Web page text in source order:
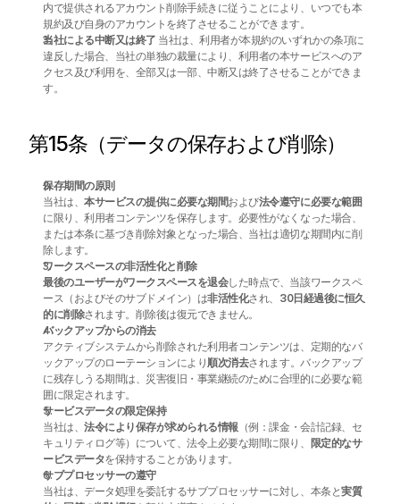
内で提供されるアカウント削除手続きに従うことにより、いつでも本
規約及び自身のアカウントを終了させることができます。
当社による中断又は終了 当社は、利用者が本規約のいずれかの条項に
違反した場合、当社の単独の裁量により、利用者の本サービスへのア
クセス及び利用を、全部又は一部、中断又は終了させることができま
す。
第15条（データの保存および削除）
保存期間の原則
当社は、本サービスの提供に必要な期間および法令遵守に必要な範囲
に限り、利用者コンテンツを保存します。必要性がなくなった場合、
または本条に基づき削除対象となった場合、当社は適切な期間内に削
除します。
ワークスペースの非活性化と削除
最後のユーザーがワークスペースを退会した時点で、当該ワークスペ
ース（およびそのサブドメイン）は非活性化され、 30日経過後に恒久
的に削除されます。削除後は復元できません。
バックアップからの消去
アクティブシステムから削除された利用者コンテンツは、定期的なバ
ックアップのローテーションにより順次消去されます。バックアップ
に残存しうる期間は、災害復旧・事業継続のために合理的に必要な範
囲に限定されます。
サービスデータの限定保持
当社は、法令により保存が求められる情報 （例：課金・会計記録、セ
キュリティログ等）について、法令上必要な期間に限り、 限定的なサ
ービスデータを保持することがあります。
サブプロセッサーの遵守
当社は、データ処理を委託するサブプロセッサーに対し、本条と実質